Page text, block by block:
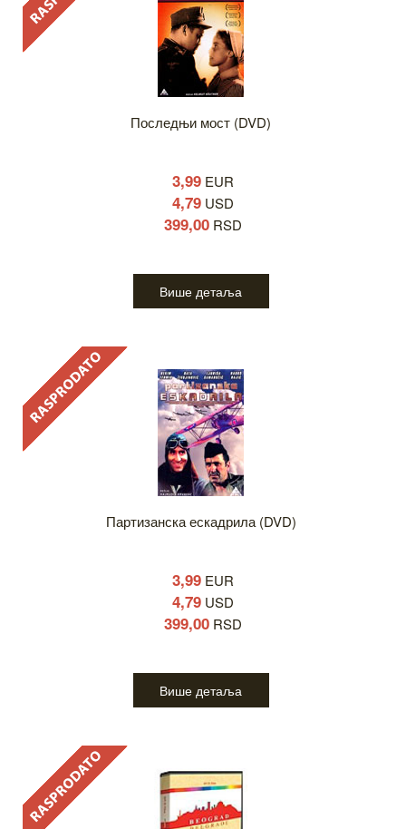
Последњи мост (DVD)
3,99 EUR
4,79 USD
399,00 RSD
Више детаља
Партизанска ескадрила (DVD)
3,99 EUR
4,79 USD
399,00 RSD
Више детаља